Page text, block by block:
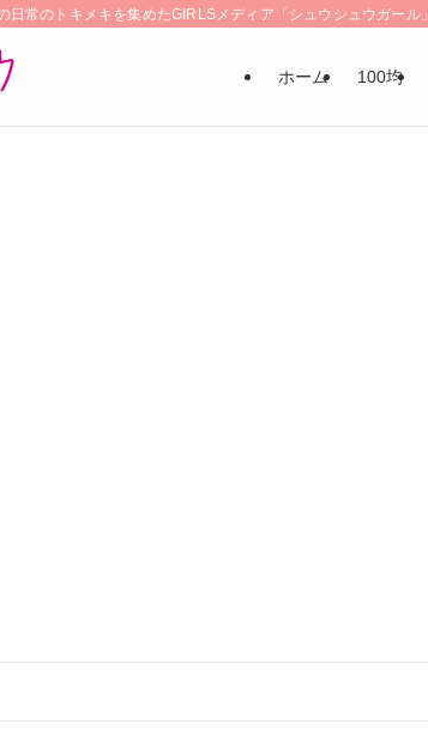
常のトキメキを集めたGIRLSメディア「シュウシュウガール」
ホーム 100均